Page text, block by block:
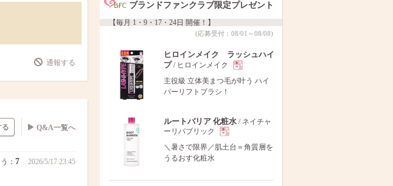
通報する
る Q&A一覧へ
： 7 2026/5/17 23:45
ブランドファンクラブ限定プレゼント
【毎月 1・9・17・24日 開催！】
(応募受付：08/01～08/08)
ヒロインメイク ラッシュハイ
プ/ ヒロインメイク
現
主役級 立体美まつ毛が叶う ハイ
パーリフトブラシ！
ルートバリア 化粧水 / ネイチャ
ーリパブリック
現
＼暑さで限界／肌土台＝角質層を
うるおす化粧水